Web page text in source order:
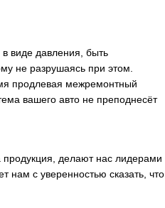
виде давления, быть
не разрушаясь при этом.
продлевая межремонтный
вашего авто не преподнесёт
продукция, делают нас лидерами
нам с уверенностью сказать, что